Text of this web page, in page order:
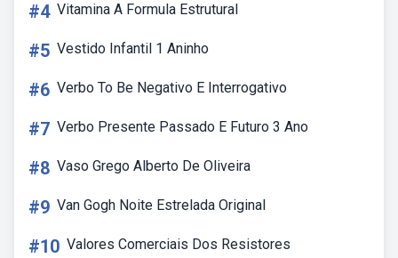
#4 Vitamina A Formula Estrutural
#5 Vestido Infantil 1 Aninho
#6 Verbo To Be Negativo E Interrogativo
#7 Verbo Presente Passado E Futuro 3 Ano
#8 Vaso Grego Alberto De Oliveira
#9 Van Gogh Noite Estrelada Original
#10 Valores Comerciais Dos Resistores